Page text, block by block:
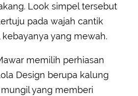
Look simpel tersebut
pada wajah cantik
yang mewah.
memilih perhiasan
Design berupa kalung
yang memberi